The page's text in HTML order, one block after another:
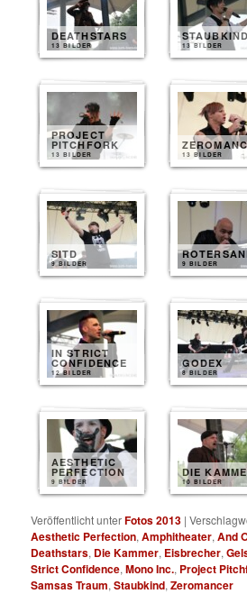
DEATHSTARS
13 BILDER
STAUBKIND
13 BILDER
PROJECT
PITCHFORK
13 BILDER 13 BILDER
SITD
9 BILDER 9 BILDER
IN STRICT
CONFIDENCE
12 BILDER
GODEX
8 BILDER
AESTHETIC
PERFECTION
9 BILDER
DIE
10 BILDER
Veröffentlicht unterFotos 2013 |
Aesthetic Perfection,Amphitheater,And
Deathstars, Die Kammer, Eisbrecher,
Strict Confidence,Mono Inc., Project
Samsas Traum,Staubkind,Zeromancer